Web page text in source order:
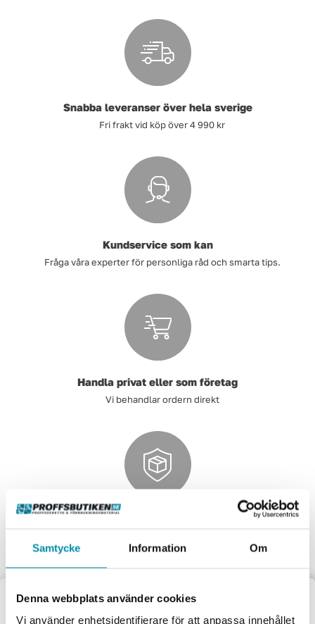
Samtycke Information Om
Denna webbplats använder cookies
Vi använder enhetsidentifierare för att anpassa innehållet
Snabba leveranser över hela sverige
Fri frakt vid köp över 4 990 kr
Kundservice som kan
Fråga våra experter för personliga råd och smarta tips.
Handla privat eller som företag
Vi behandlar ordern direkt